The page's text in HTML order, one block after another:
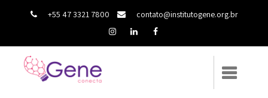
+55 47 3321 7800 contato@institutogene.org.br